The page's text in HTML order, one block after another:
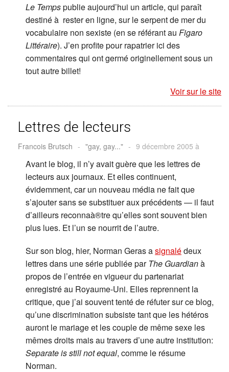
Le Tempspublie aujourd’hui un article, qui paraît
destiné à rester en ligne, sur le serpent de mer du
vocabulaire non sexiste (en se référant au Figaro
Littéraire). J’en profite pour rapatrier ici des
commentaires qui ont germé originellement sous un
tout autre billet!
Voir sur le site
Lettres de lecteurs
Francois Brutsch - "gay, gay..." - 9 décembre 2005 à
Avant le blog, il n’y avait guère que les lettres de
lecteurs aux journaux. Et elles continuent,
évidemment, car un nouveau média ne fait que
s’ajouter sans se substituer aux précédents — il faut
d’ailleurs reconnaà®tre qu’elles sont souvent bien
plus lues. Et l’un se nourrit de l’autre.
Sur son blog, hier, Norman Geras asignalédeux
lettres dans une série publiée parThe Guardianà
propos de l’entrée en vigueur du partenariat
enregistré au Royaume-Uni. Elles reprennent la
critique, que j’ai souvent tenté de réfuter sur ce blog,
qu’une discrimination subsiste tant que les hétéros
auront le mariage et les couple de même sexe les
mêmes droits mais au travers d’une autre institution:
Separate is still not equal, comme le résume
Norman.